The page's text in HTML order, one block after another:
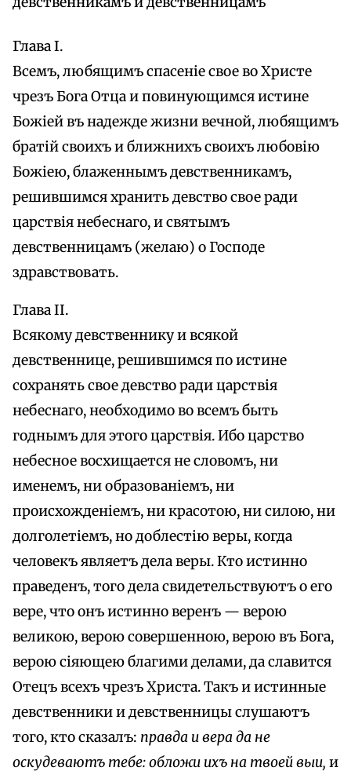
Глава I.
Всемъ, любящимъ спасеніе свое во Христе
чрезъ Бога Отца и повинующимся истине
Божіей въ надежде жизни вечной, любящимъ
братій своихъ и ближнихъ своихъ любовію
Божіею, блаженнымъ девственникамъ,
решившимся хранить девство свое ради
царствія небеснаго, и святымъ
девственницамъ (желаю) о Господе
здравствовать.
Глава II.
Всякому девственнику и всякой
девственнице, решившимся по истине
сохранять свое девство ради царствія
небеснаго, необходимо во всемъ быть
годнымъ для этого царствія. Ибо царство
небесное восхищается не словомъ, ни
именемъ, ни образованіемъ, ни
происхожденіемъ, ни красотою, ни силою, ни
долголетіемъ, но доблестію веры, когда
человекъ являетъ дела веры. Кто истинно
праведенъ, того дела свидетельствуютъ о его
вере, что онъ истинно веренъ — верою
великою, верою совершенною, верою въ Бога,
верою сіяющею благими делами, да славится
Отецъ всехъ чрезъ Христа. Такъ и истинные
девственники и девственницы слушаютъ
того, кто сказалъ: правда и вера да не
оскудеваютъ тебе: обложи ихъ на твоей выи, и